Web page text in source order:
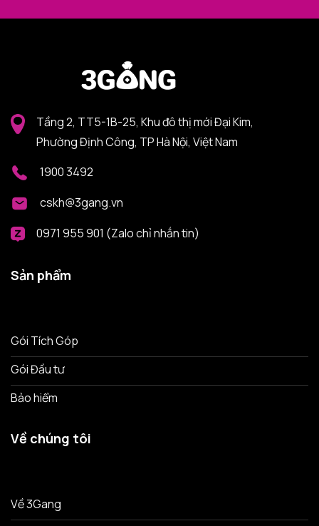
Tầng 2, TT5-1B-25, Khu đô thị mới Đại Kim,
Phường Định Công, TP Hà Nội, Việt Nam
1900 3492
cskh@3gang.vn
0971 955 901 (Zalo chỉ nhắn tin)
Sản phẩm
Gói Tích Góp
Gói Đầu tư
Bảo hiểm
Về chúng tôi
Về 3Gang